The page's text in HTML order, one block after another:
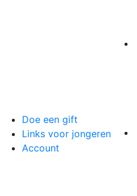
Doe een gift
Links voor jongeren
Account